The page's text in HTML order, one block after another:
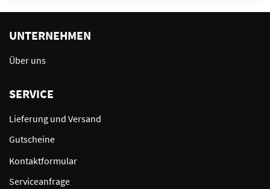
UNTERNEHMEN
Über uns
SERVICE
Lieferung und Versand
Gutscheine
Kontaktformular
Serviceanfrage